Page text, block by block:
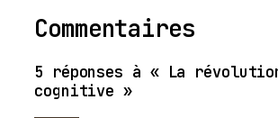
Commentaires
5 réponses à « La
cognitive »